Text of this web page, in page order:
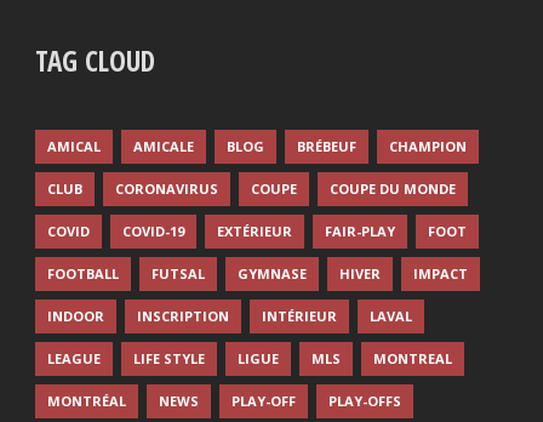
TAG CLOUD
AMICAL AMICALE BLOG BRÉBEUF CHAMPION
CLUB CORONAVIRUS COUPE COUPE DU MONDE
COVID COVID-19 EXTÉRIEUR FAIR-PLAY FOOT
FOOTBALL FUTSAL GYMNASE HIVER IMPACT
INDOOR INSCRIPTION INTÉRIEUR LAVAL
LEAGUE LIFE STYLE LIGUE MLS MONTREAL
MONTRÉAL NEWS PLAY-OFF PLAY-OFFS